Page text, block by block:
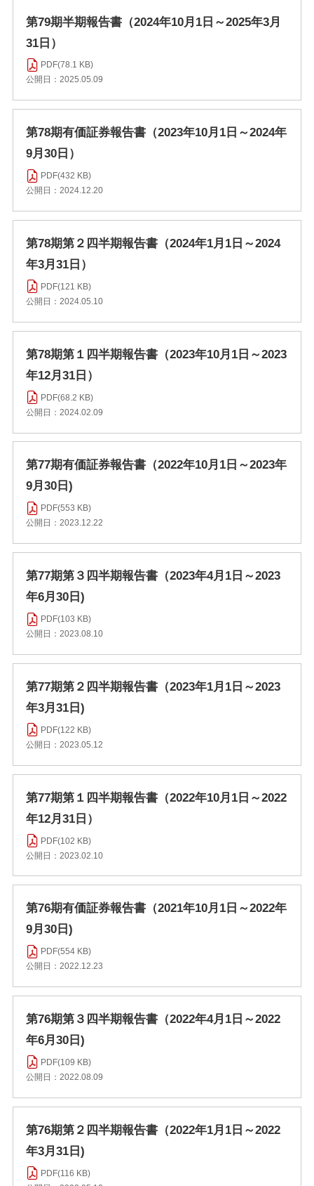
第79期半期報告書（2024年10月1日～2025年3月
31日）
PDF(78.1 KB)
公開日：2025.05.09
第78期有価証券報告書（2023年10月1日～2024年
9月30日）
PDF(432 KB)
公開日：2024.12.20
第78期第２四半期報告書（2024年1月1日～2024
年3月31日）
PDF(121 KB)
公開日：2024.05.10
第78期第１四半期報告書（2023年10月1日～2023
年12月31日）
PDF(68.2 KB)
公開日：2024.02.09
第77期有価証券報告書（2022年10月1日～2023年
9月30日)
PDF(553 KB)
公開日：2023.12.22
第77期第３四半期報告書（2023年4月1日～2023
年6月30日)
PDF(103 KB)
公開日：2023.08.10
第77期第２四半期報告書（2023年1月1日～2023
年3月31日)
PDF(122 KB)
公開日：2023.05.12
第77期第１四半期報告書（2022年10月1日～2022
年12月31日）
PDF(102 KB)
公開日：2023.02.10
第76期有価証券報告書（2021年10月1日～2022年
9月30日)
PDF(554 KB)
公開日：2022.12.23
第76期第３四半期報告書（2022年4月1日～2022
年6月30日)
PDF(109 KB)
公開日：2022.08.09
第76期第２四半期報告書（2022年1月1日～2022
年3月31日)
PDF(116 KB)